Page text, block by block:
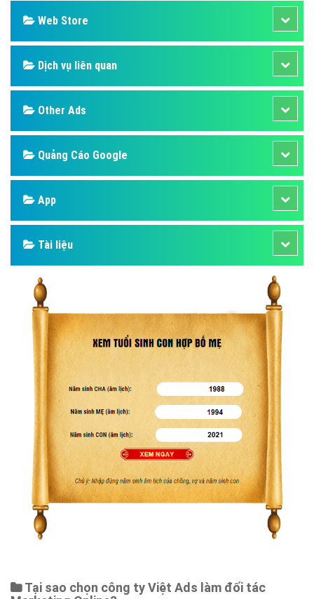
Web Store
Dịch vụ liên quan
Other Ads
Quảng Cáo Google
App
Tài liệu
Tại sao chọn công ty Việt Ads làm đối tác